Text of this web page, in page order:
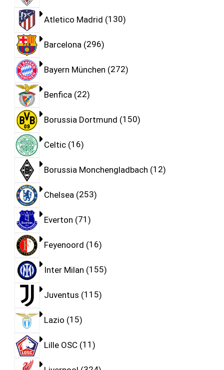
Atletico Madrid 130
Barcelona 296
Bayern München 272
Benfica 22
Borussia Dortmund 150
Celtic 16
Borussia Monchengladbach 12
Chelsea 253
Everton 71
Feyenoord 16
Inter Milan 155
Juventus 115
Lazio 15
Lille OSC 11